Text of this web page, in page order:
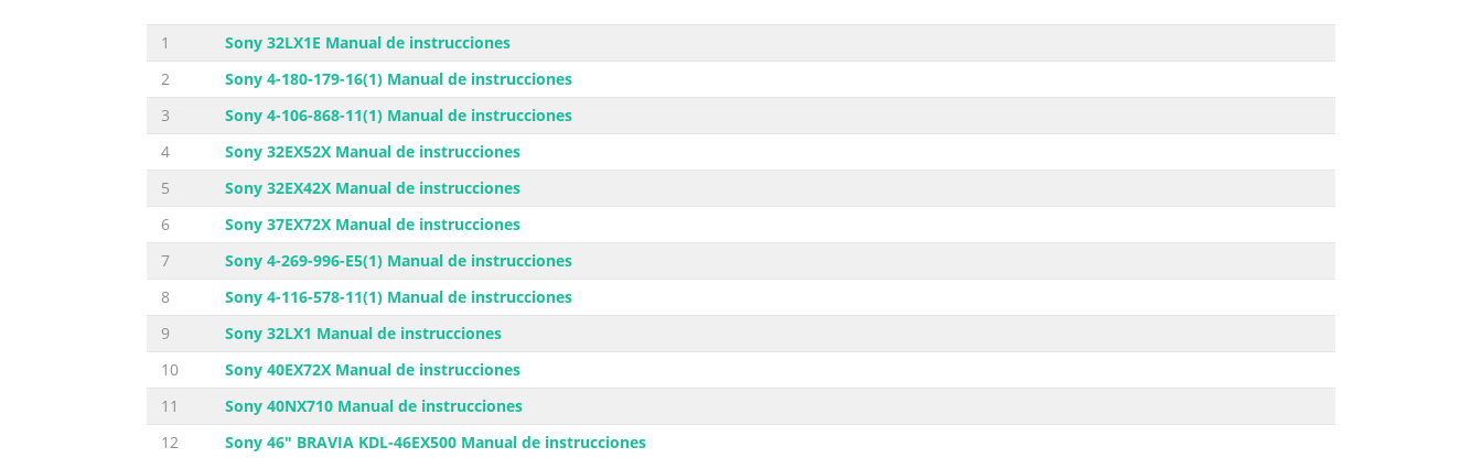
1
Sony 32LX1E Manual de instrucciones
2
Sony 4-180-179-16(1) Manual de instrucciones
3
Sony 4-106-868-11(1) Manual de instrucciones
4
Sony 32EX52X Manual de instrucciones
5
Sony 32EX42X Manual de instrucciones
6
Sony 37EX72X Manual de instrucciones
7
Sony 4-269-996-E5(1) Manual de instrucciones
8
Sony 4-116-578-11(1) Manual de instrucciones
9
Sony 32LX1 Manual de instrucciones
10
Sony 40EX72X Manual de instrucciones
11
Sony 40NX710 Manual de instrucciones
12
Sony 46" BRAVIA KDL-46EX500 Manual de instrucciones